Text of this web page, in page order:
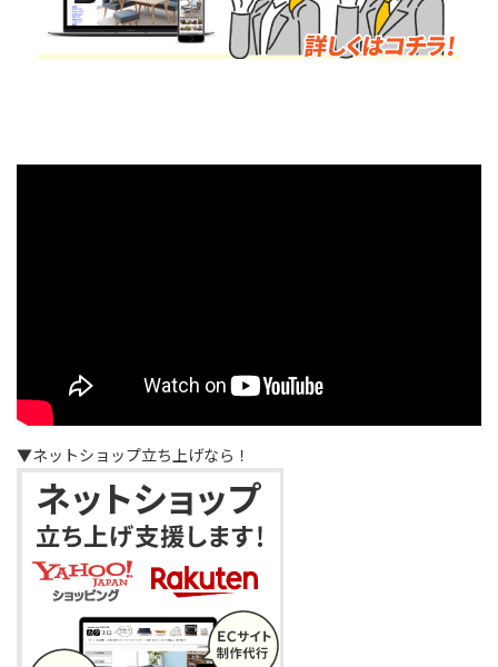
▼ネットショップ立ち上げなら！